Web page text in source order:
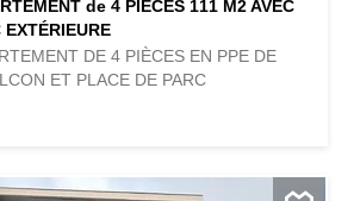
de 4 PIÈCES 111 M2 AVEC
EXTÉRIEURE
DE 4 PIÈCES EN PPE DE
ET PLACE DE PARC